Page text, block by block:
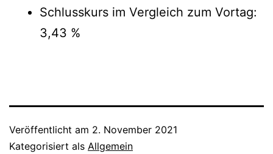
Schlusskurs im Vergleich zum Vortag:
3,43 %
Veröffentlicht am 2. November 2021
Kategorisiert als Allgemein